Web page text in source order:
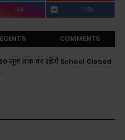
1.8k 1.2k
COMMENTS
30 जून तक बंद रहेंगे School Closed